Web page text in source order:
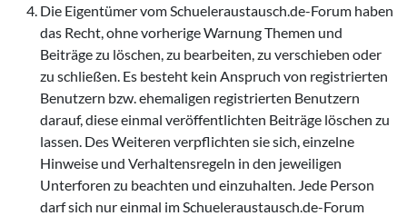
Die Eigentümer vom Schueleraustausch.de-Forum haben
das Recht, ohne vorherige Warnung Themen und
Beiträge zu löschen, zu bearbeiten, zu verschieben oder
zu schließen. Es besteht kein Anspruch von registrierten
Benutzern bzw. ehemaligen registrierten Benutzern
darauf, diese einmal veröffentlichten Beiträge löschen zu
lassen. Des Weiteren verpflichten sie sich, einzelne
Hinweise und Verhaltensregeln in den jeweiligen
Unterforen zu beachten und einzuhalten. Jede Person
darf sich nur einmal im Schueleraustausch.de-Forum